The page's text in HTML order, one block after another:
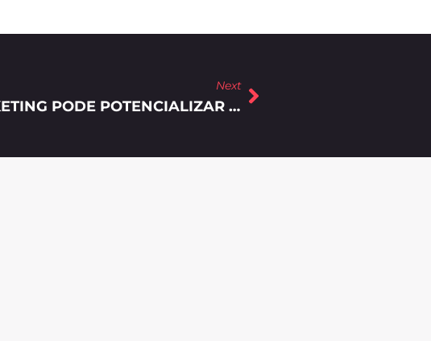
Next
COMO O INBOUND MARKETING PODE POTENCIALIZAR AS VENDAS EM EMPRESAS DE MANUFATURA?